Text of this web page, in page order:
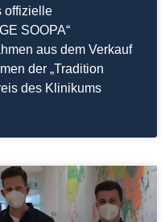
offizielle
SOOPA“
aus dem Verkauf
der „Tradition
des Klinikums